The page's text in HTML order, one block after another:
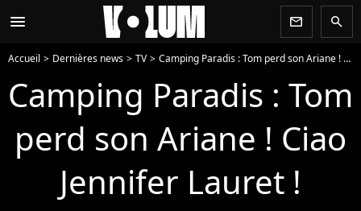
menu newsletter search
Accueil Dernières news TV Camping Paradis : Tom perd son Ariane ! Ciao Jennifer Lauret !
Camping Paradis : Tom
perd son Ariane ! Ciao
Jennifer Lauret !